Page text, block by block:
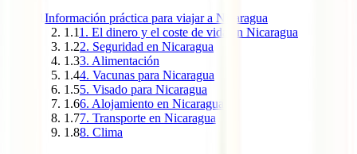
Información práctica para viajar a Nicaragua
1.11. El dinero y el coste de vida en Nicaragua
1.22. Seguridad en Nicaragua
1.33. Alimentación
1.44. Vacunas para Nicaragua
1.55. Visado para Nicaragua
1.66. Alojamiento en Nicaragua
1.77. Transporte en Nicaragua
1.88. Clima